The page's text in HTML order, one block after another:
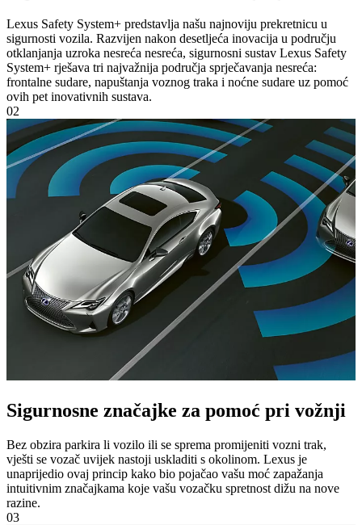
Lexus Safety System+ predstavlja našu najnoviju prekretnicu u
sigurnosti vozila. Razvijen nakon desetljeća inovacija u području
otklanjanja uzroka nesreća nesreća, sigurnosni sustav Lexus Safety
System+ rješava tri najvažnija područja sprječavanja nesreća:
frontalne sudare, napuštanja voznog traka i noćne sudare uz pomoć
ovih pet inovativnih sustava.
02
Sigurnosne značajke za pomoć pri vožnji
Bez obzira parkira li vozilo ili se sprema promijeniti vozni trak,
vješti se vozač uvijek nastoji uskladiti s okolinom. Lexus je
unaprijedio ovaj princip kako bio pojačao vašu moć zapažanja
intuitivnim značajkama koje vašu vozačku spretnost dižu na nove
razine.
03